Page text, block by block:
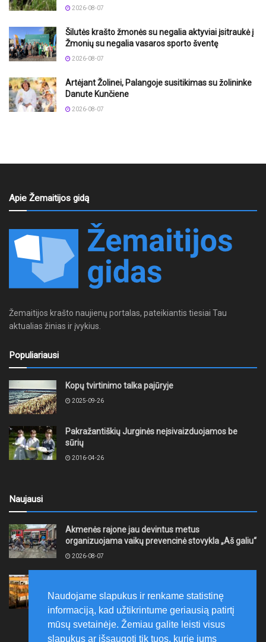
2026-08-07
Šilutės krašto žmonės su negalia aktyviai įsitraukė į
Žmonių su negalia vasaros sporto šventę
2026-08-07
Artėjant Žolinei, Palangoje susitikimas su žolininke
Danute Kunčiene
2026-08-07
Apie Žemaitijos gidą
Žemaitijos krašto naujienų portalas, pateikiantis tiesiai Tau
aktualias žinias ir įvykius.
Populiariausi
Kopų tvirtinimo talka pajūryje
2025-09-26
Pakražantiškių Jurginės neįsivaizduojamos be
sūrių
2016-04-26
Naujausi
Akmenės rajone jau devintus metus
organizuojama vaikų prevencinė stovykla „Aš galiu“
2026-08-07
smulkiojo ir vidutinio verslo subjektų kūrimąsi
2026-08-07
Naudojame slapukus ir renkame statistinę
informaciją, kad užtikrintume geriausią patirtį
mūsų svetainėje. Žemiau galite leisti visus
slapukus ar išsaugoti tik tuos, kurie jums